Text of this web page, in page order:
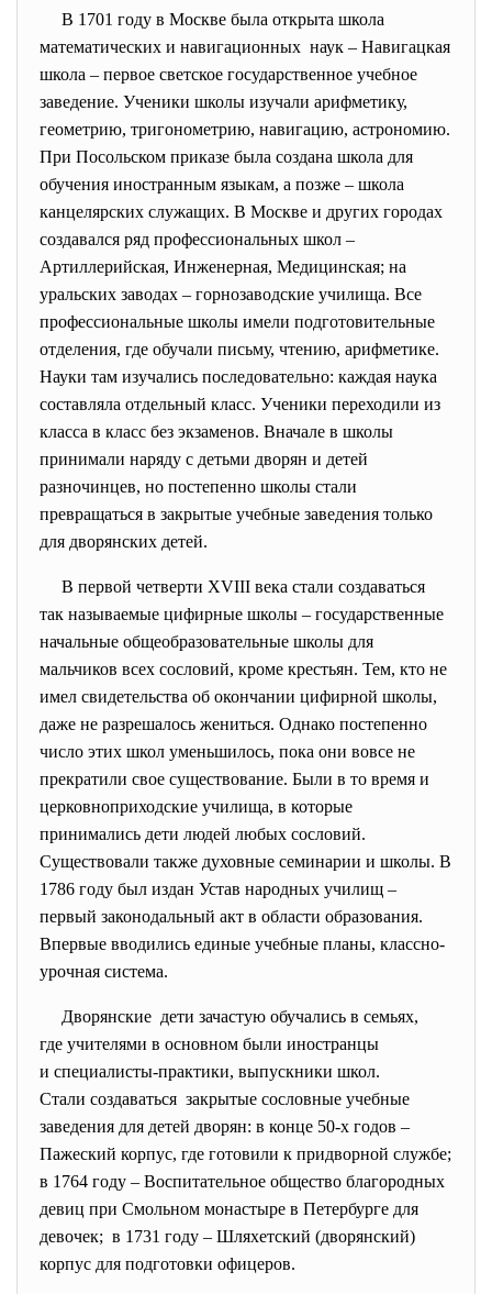
В 1701 году в Москве была открыта школа
математических и навигационных наук – Навигацкая
школа – первое светское государственное учебное
заведение. Ученики школы изучали арифметику,
геометрию, тригонометрию, навигацию, астрономию.
При Посольском приказе была создана школа для
обучения иностранным языкам, а позже – школа
канцелярских служащих. В Москве и других городах
создавался ряд профессиональных школ –
Артиллерийская, Инженерная, Медицинская; на
уральских заводах – горнозаводские училища. Все
профессиональные школы имели подготовительные
отделения, где обучали письму, чтению, арифметике.
Науки там изучались последовательно: каждая наука
составляла отдельный класс. Ученики переходили из
класса в класс без экзаменов. Вначале в школы
принимали наряду с детьми дворян и детей
разночинцев, но постепенно школы стали
превращаться в закрытые учебные заведения только
для дворянских детей.
В первой четверти XVIII века стали создаваться
так называемые цифирные школы – государственные
начальные общеобразовательные школы для
мальчиков всех сословий, кроме крестьян. Тем, кто не
имел свидетельства об окончании цифирной школы,
даже не разрешалось жениться. Однако постепенно
число этих школ уменьшилось, пока они вовсе не
прекратили свое существование. Были в то время и
церковноприходские училища, в которые
принимались дети людей любых сословий.
Существовали также духовные семинарии и школы. В
1786 году был издан Устав народных училищ –
первый законодальный акт в области образования.
Впервые вводились единые учебные планы, классно-
урочная система.
Дворянские дети зачастую обучались в семьях,
где учителями в основном были иностранцы
и специалисты-практики, выпускники школ.
Стали создаваться закрытые сословные учебные
заведения для детей дворян: в конце 50-х годов –
Пажеский корпус, где готовили к придворной службе;
в 1764 году – Воспитательное общество благородных
девиц при Смольном монастыре в Петербурге для
девочек; в 1731 году – Шляхетский (дворянский)
корпус для подготовки офицеров.